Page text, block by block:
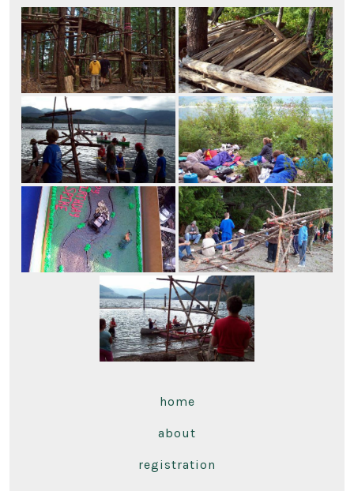
home
about
registration